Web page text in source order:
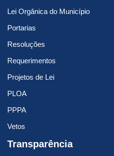
Lei Orgânica do Município
Portarias
Resoluções
Requerimentos
Projetos de Lei
PLOA
PPPA
Vetos
Transparência